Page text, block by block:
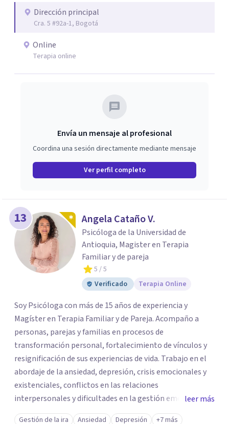
Dirección principal
Cra. 5 #92a-1, Bogotá
Online
Terapia online
Envía un mensaje al profesional
Coordina una sesión directamente mediante mensaje
Ver perfil completo
13 Angela Cataño V.
Psicóloga de la Universidad de
Antioquia, Magister en Terapia
Familiar y de pareja
5 / 5
Verificado
Terapia Online
Soy Psicóloga con más de 15 años de experiencia y
Magíster en Terapia Familiar y de Pareja. Acompaño a
personas, parejas y familias en procesos de
transformación personal, fortalecimiento de vínculos y
resignificación de sus experiencias de vida. Trabajo en el
abordaje de la ansiedad, depresión, crisis emocionales y
existenciales, conflictos en las relaciones
interpersonales y dificultades en la gestión emocional,
ofreciendo un espacio de escucha, comprensión y
leer más
Gestión de la ira Ansiedad Depresión +7 más